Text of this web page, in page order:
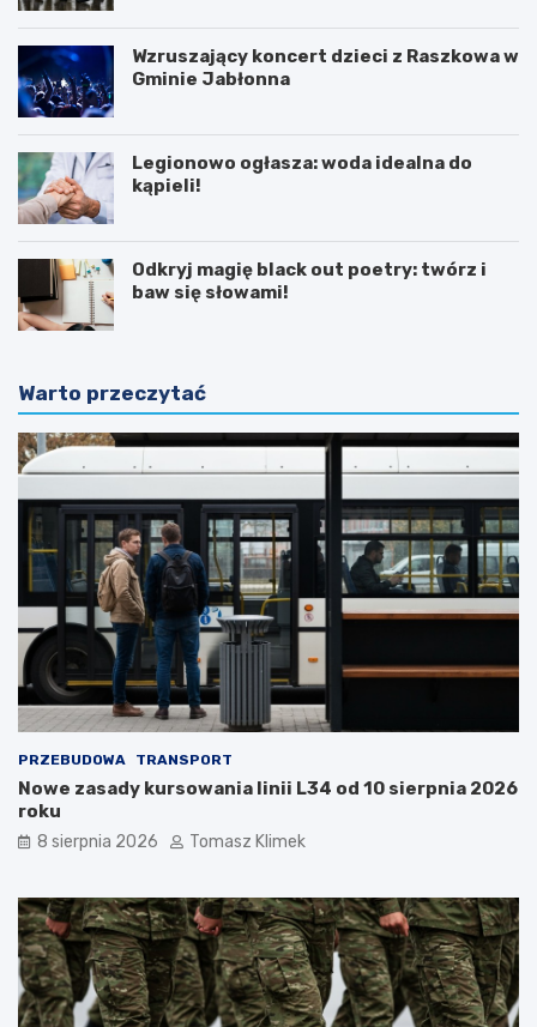
Wzruszający koncert dzieci z Raszkowa w
Gminie Jabłonna
Legionowo ogłasza: woda idealna do
kąpieli!
Odkryj magię black out poetry: twórz i
baw się słowami!
Warto przeczytać
PRZEBUDOWA TRANSPORT
Nowe zasady kursowania linii L34 od 10 sierpnia 2026
roku
8 sierpnia 2026 Tomasz Klimek